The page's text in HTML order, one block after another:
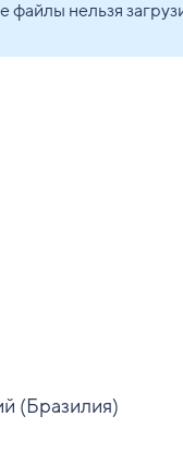
файлы нельзя
(Бразилия)